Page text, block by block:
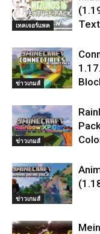
เทคเจอร์แพค
ข่าวเกมส์
ข่าวเกมส์
ข่าวเกมส์